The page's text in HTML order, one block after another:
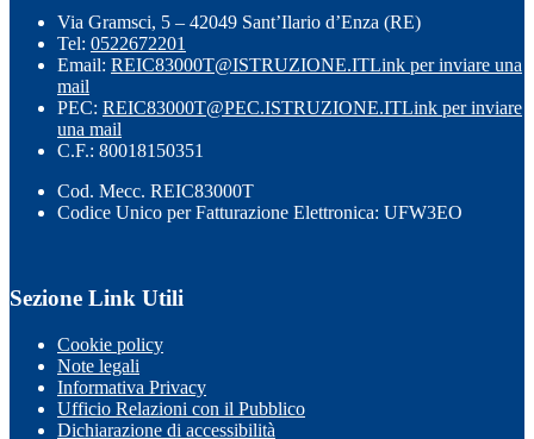
Via Gramsci, 5 – 42049 Sant’Ilario d’Enza (RE)
Tel: 0522672201
Email: REIC83000T@ISTRUZIONE.ITLink per inviare una
mail
PEC: REIC83000T@PEC.ISTRUZIONE.ITLink per inviare
una mail
C.F.: 80018150351
Cod. Mecc. REIC83000T
Codice Unico per Fatturazione Elettronica: UFW3EO
Sezione Link Utili
Cookie policy
Note legali
Informativa Privacy
Ufficio Relazioni con il Pubblico
Dichiarazione di accessibilità